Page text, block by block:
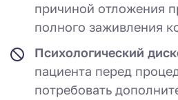
причиной отложения
полного заживления
Психологический
пациента перед
потребовать